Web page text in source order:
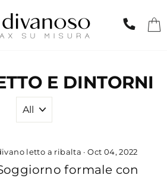
E DINTORNI
letto a ribalta ·Oct 04, 2022
formale con